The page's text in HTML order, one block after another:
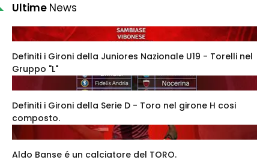
Ultime News
Definiti i Gironi della Juniores Nazionale U19 - Torelli nel
Gruppo "L"
Definiti i Gironi della Serie D - Toro nel girone H cosi
composto.
Aldo Banse é un calciatore del TORO.